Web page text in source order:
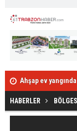
Kafa kafaya
HABERLER